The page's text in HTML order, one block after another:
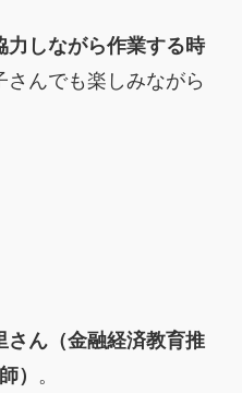
力しながら作業する時
さんでも楽しみながら
さん（金融経済教育推
）
。